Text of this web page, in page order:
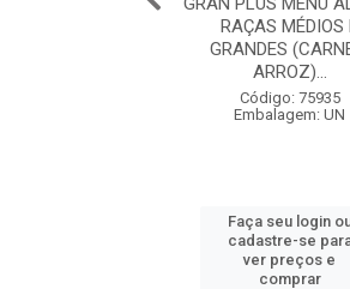
RAÇAS MÉDIOS
GRANDES
ARROZ)...
Código: 75935
Embalagem: UN
Faça seu login
cadastre-se
ver preços e
comprar